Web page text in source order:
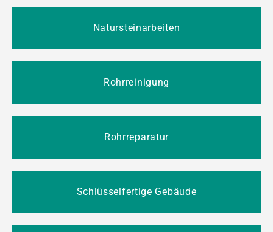
Natursteinarbeiten
Rohrreinigung
Rohrreparatur
Schlüsselfertige Gebäude